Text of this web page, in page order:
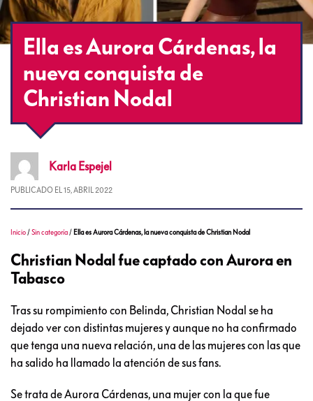
Ella es Aurora Cárdenas, la
nueva conquista de
Christian Nodal
Karla Espejel
PUBLICADO EL 15, ABRIL 2022
Inicio /Sin categoría / Ella es Aurora Cárdenas, la nueva conquista de Christian Nodal
Christian Nodal fue captado con Aurora en
Tabasco
Tras su rompimiento con Belinda, Christian Nodal se ha
dejado ver con distintas mujeres y aunque no ha confirmado
que tenga una nueva relación, una de las mujeres con las que
ha salido ha llamado la atención de sus fans.
Se trata de Aurora Cárdenas, una mujer con la que fue